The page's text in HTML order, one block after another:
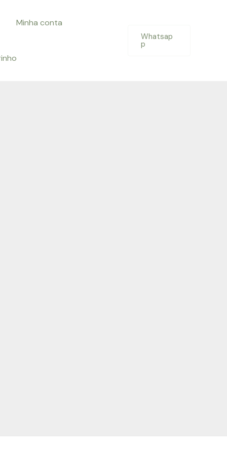
Minha conta
Whatsap
p